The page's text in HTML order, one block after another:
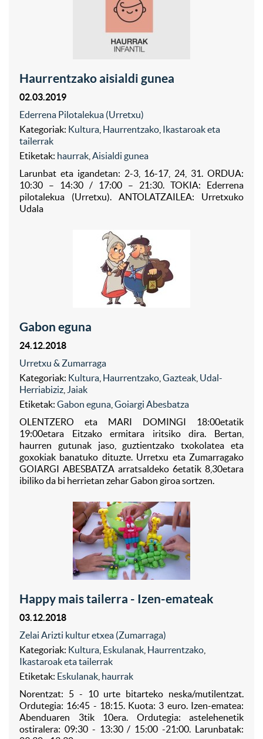
Haurrentzako aisialdi gunea
02.03.2019
Ederrena Pilotalekua (Urretxu)
Kategoriak: Kultura Haurrentzako Ikastaroak eta
tailerrak
Etiketak: haurrak Aisialdi gunea
Larunbat eta igandetan: 2-3, 16-17, 24, 31. ORDUA:
10:30 – 14:30 / 17:00 – 21:30. TOKIA: Ederrena
pilotalekua (Urretxu). ANTOLATZAILEA: Urretxuko
Udala
Gabon eguna
24.12.2018
Urretxu & Zumarraga
Kategoriak: Kultura Haurrentzako Gazteak Udal-
Herriabiziz Jaiak
Etiketak: Gabon eguna Goiargi Abesbatza
OLENTZERO eta MARI DOMINGI 18:00etatik
19:00etara Eitzako ermitara iritsiko dira. Bertan,
haurren gutunak jaso, guztientzako txokolatea eta
goxokiak banatuko dituzte. Urretxu eta Zumarragako
GOIARGI ABESBATZA arratsaldeko 6etatik 8,30etara
ibiliko da bi herrietan zehar Gabon giroa sortzen.
Happy mais tailerra - Izen-emateak
03.12.2018
Zelai Arizti kultur etxea (Zumarraga)
Kategoriak: Kultura Eskulanak Haurrentzako
Ikastaroak eta tailerrak
Etiketak: Eskulanak haurrak
Norentzat: 5 - 10 urte bitarteko neska/mutilentzat.
Ordutegia: 16:45 - 18:15. Kuota: 3 euro. Izen-ematea:
Abenduaren 3tik 10era. Ordutegia: astelehenetik
ostiralera: 09:30 - 13:30 / 15:00 -21:00. Larunbatak: